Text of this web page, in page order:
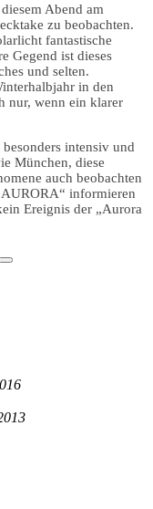
Abend am
zu beobachten.
fantastische
Gegend ist dieses
und selten.
in den
nur, wenn ein klarer
intensiv und
München, diese
auch beobachten
informieren
Ereignis der „Aurora